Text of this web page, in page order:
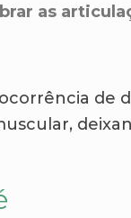
as
de